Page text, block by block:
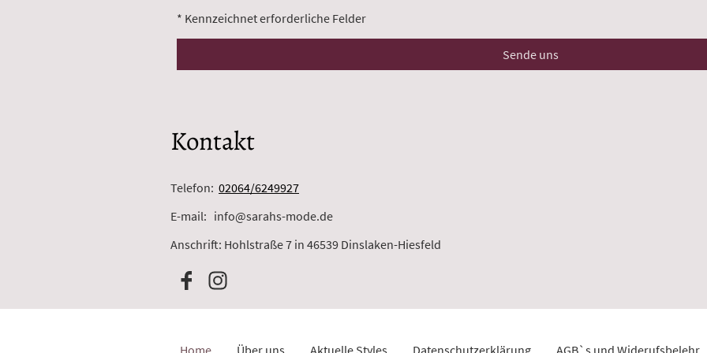
* Kennzeichnet erforderliche Felder
Sende uns
Kontakt
Telefon: 02064/6249927
E-mail: info@sarahs-mode.de
Anschrift: Hohlstraße 7 in 46539 Dinslaken-Hiesfeld